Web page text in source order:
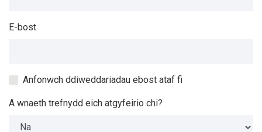
E-bost
Anfonwch ddiweddariadau ebost ataf fi
A wnaeth trefnydd eich atgyfeirio chi?